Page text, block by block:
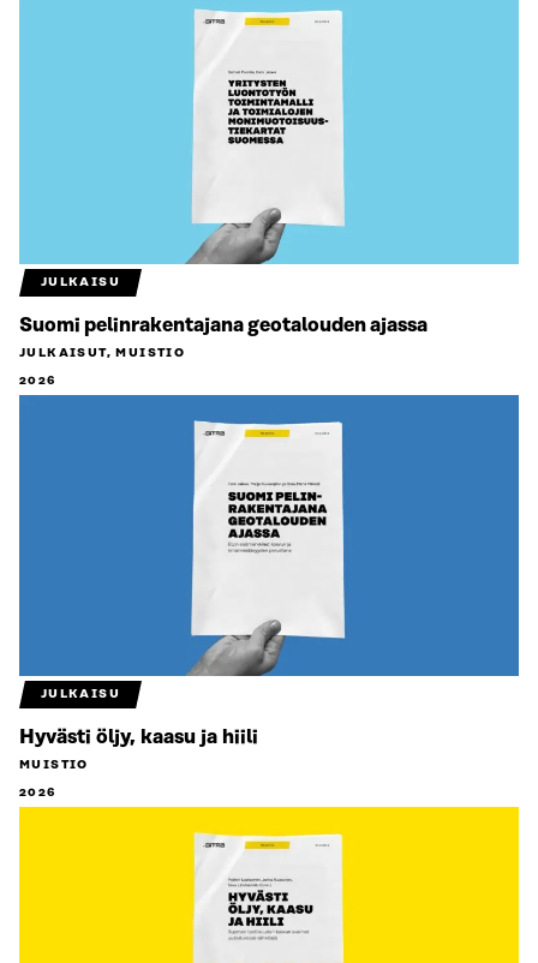
JULKAISU
Suomi pelinrakentajana geotalouden ajassa
JULKAISUT, MUISTIO
2026
JULKAISU
Hyvästi öljy, kaasu ja hiili
MUISTIO
2026